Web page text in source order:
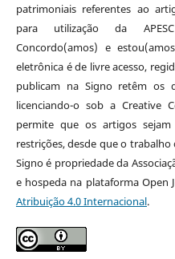
patrimoniais referentes ao
para utilização da
Concordo(amos) e
eletrônica é de livre acesso,
publicam na Signo retêm os
licenciando-o sob a Creative
permite que os artigos
restrições, desde que o
Signo é propriedade da
e hospeda na plataforma Open
Atribuição 4.0 Internacional.